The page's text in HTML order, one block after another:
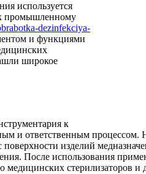
используется
к промышленному
dezinfekciya-
и функциями
широкое
к
и ответственным процессом.
изделий
После использования
стерилизаторов и